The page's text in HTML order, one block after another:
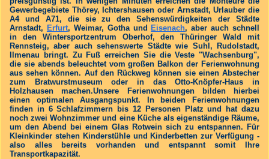
Gewerbegebiete Thörey, Ichtershausen oder Arnstadt, Urlauber die
A4 und A71, die sie zu den Sehenswürdigkeiten der Städte
Arnstadt, Erfurt, Weimar, Gotha und Eisenach, aber auch schnell
in den Wintersportzentrum Oberhof, den Thüringer Wald mit
Rennsteig, aber auch sehenswerte Städte wie Suhl, Rudolstadt,
Ilmenau bringt. Zu Fuß erreichen Sie die Veste "Wachsenburg",
die sie abends beleuchtet vom großen Balkon der Ferienwohnung
aus sehen können. Auf den Rückweg können sie einen Abstecher
zum Bratwurstmuseum oder in das Otto-Knöpfer-Haus in
Holzhausen machen.Unsere Ferienwohnungen bilden hierbei
einen optimalen Ausgangspunkt. In beiden Ferienwohnungen
finden in 6 Schlafzimmern bis 12 Personen Platz und hat dazu
noch zwei Wohnzimmer und eine Küche als eigenständige Räume,
um den Abend bei einem Glas Rotwein sich zu entspannen. Für
Kleinkinder stehen Kinderstühle und Kinderbetten zur Verfügung -
also alles bereits vorhanden und entspannt somit Ihre
Transportkapazität.